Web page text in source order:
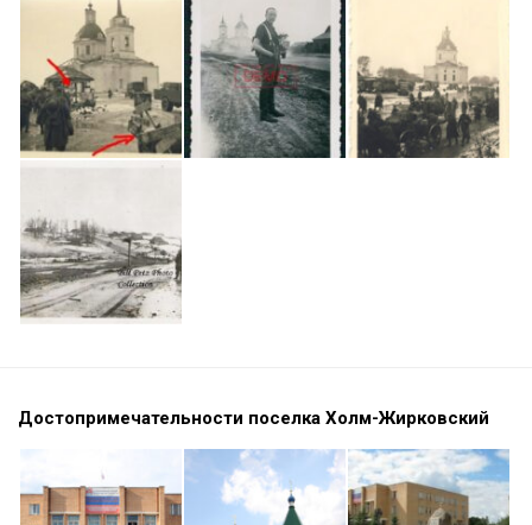
Достопримечательности поселка Холм-Жирковский